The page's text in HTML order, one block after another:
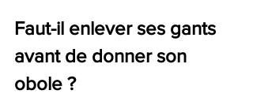
Faut-il enlever ses gants
avant de donner son
obole ?